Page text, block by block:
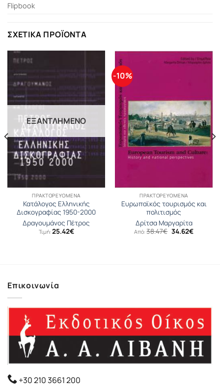
Flipbook
ΣΧΕΤΙΚΆ ΠΡΟΪΌΝΤΑ
ΕΞΑΝΤΛΗΜΈΝΟ
ΠΡΑΚΤΟΡΕΥΟΜΕΝΑ
Κατάλογος Ελληνικής
Δισκογραφίας 1950-2000
Δραγουμάνος Πέτρος
Τιμή: 25.42€
-10%
ΠΡΑΚΤΟΡΕΥΟΜΕΝΑ
Ευρωπαϊκός τουρισμός και
πολιτισμός
Δρίτσα Μαργαρίτα
Από:38.47€ Original
34.62€Η
Επικοινωνία
+30 210 3661 200